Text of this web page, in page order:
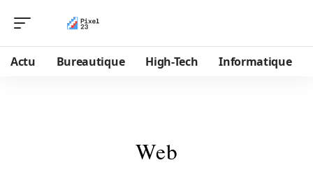
Actu Bureautique High-Tech Informatique
Web